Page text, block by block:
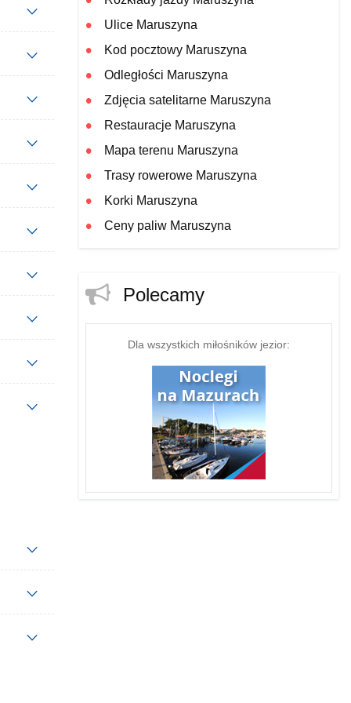
Ulice Maruszyna
Kod pocztowy Maruszyna
Odległości Maruszyna
Zdjęcia satelitarne Maruszyna
Restauracje Maruszyna
Mapa terenu Maruszyna
Trasy rowerowe Maruszyna
Korki Maruszyna
Ceny paliw Maruszyna
Polecamy
Dla wszystkich miłośników jezior: